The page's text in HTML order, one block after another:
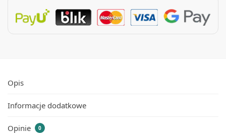
Opis
Informacje dodatkowe
Opinie 0